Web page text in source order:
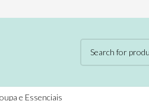
e Essenciais